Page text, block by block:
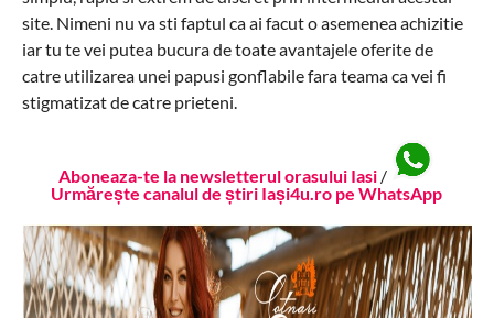
site. Nimeni nu va sti faptul ca ai facut o asemenea achizitie
iar tu te vei putea bucura de toate avantajele oferite de
catre utilizarea unei papusi gonflabile fara teama ca vei fi
stigmatizat de catre prieteni.
Aboneaza-te la newsletterul orasului Iasi /
Urmărește canalul de știri Iași4u.ro pe WhatsApp